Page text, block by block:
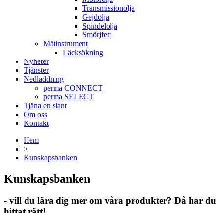
Transmissionolja
Gejdolja
Spindelolja
Smörjfett
Mätinstrument
Läcksökning
Nyheter
Tjänster
Nedladdning
perma CONNECT
perma SELECT
Tjäna en slant
Om oss
Kontakt
Hem
>
Kunskapsbanken
Kunskapsbanken
- vill du lära dig mer om våra produkter? Då har du